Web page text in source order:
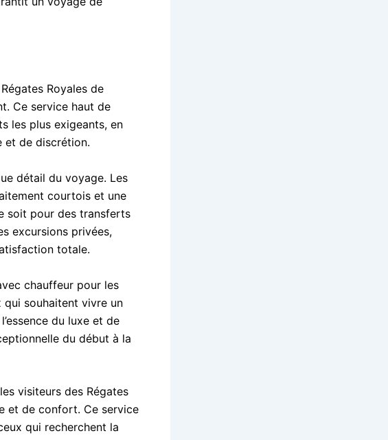
Royales de
Ce service haut de
les plus exigeants, en
et de discrétion.
détail du voyage. Les
courtois et une
soit pour des transferts
excursions privées,
totale.
chauffeur pour les
qui souhaitent vivre un
du luxe et de
du début à la
visiteurs des Régates
et de confort. Ce service
qui recherchent la